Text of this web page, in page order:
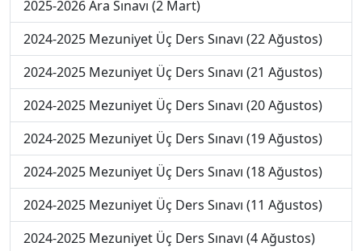
2025-2026 Ara Sınavı (2 Mart)
2024-2025 Mezuniyet Üç Ders Sınavı (22 Ağustos)
2024-2025 Mezuniyet Üç Ders Sınavı (21 Ağustos)
2024-2025 Mezuniyet Üç Ders Sınavı (20 Ağustos)
2024-2025 Mezuniyet Üç Ders Sınavı (19 Ağustos)
2024-2025 Mezuniyet Üç Ders Sınavı (18 Ağustos)
2024-2025 Mezuniyet Üç Ders Sınavı (11 Ağustos)
2024-2025 Mezuniyet Üç Ders Sınavı (4 Ağustos)